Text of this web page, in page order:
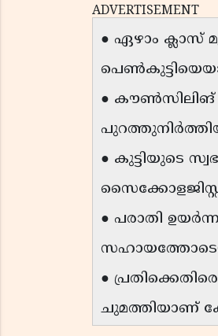
ADVERTISEMENT
● ഏഴാം
● കൗൺസിലിങ്
● കുട്ടിയുടെ
● പരാതി
●
ചുമത്തിയാണ്